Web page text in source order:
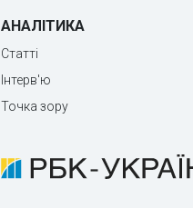
АНАЛІТИКА
Статті
Інтерв'ю
Точка зору